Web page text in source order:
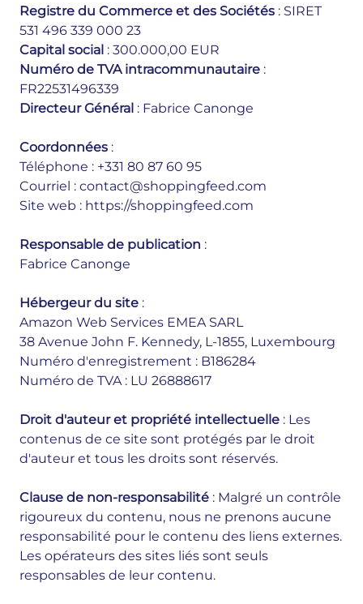
Registre du Commerce et des Sociétés : SIRET
531 496 339 000 23
Capital social : 300.000,00 EUR
Numéro de TVA intracommunautaire :
FR22531496339
Directeur Général : Fabrice Canonge
Coordonnées :
Téléphone : +331 80 87 60 95
Courriel : contact@shoppingfeed.com
Site web : https://shoppingfeed.com
Responsable de publication :
Fabrice Canonge
Hébergeur du site :
Amazon Web Services EMEA SARL
38 Avenue John F. Kennedy, L-1855, Luxembourg
Numéro d'enregistrement : B186284
Numéro de TVA : LU 26888617
Droit d'auteur et propriété intellectuelle : Les
contenus de ce site sont protégés par le droit
d'auteur et tous les droits sont réservés.
Clause de non-responsabilité : Malgré un contrôle
rigoureux du contenu, nous ne prenons aucune
responsabilité pour le contenu des liens externes.
Les opérateurs des sites liés sont seuls
responsables de leur contenu.